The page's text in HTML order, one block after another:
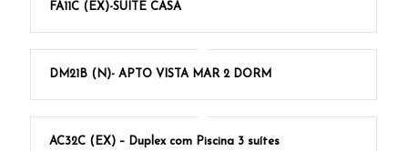
FA11C (EX)-SUITE CASA
DM21B (N)- APTO VISTA MAR 2 DORM
AC32C (EX) – Duplex com Piscina 3 suítes